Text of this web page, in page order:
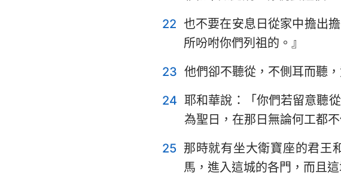
22 也不要在安息日從家中擔出
所吩咐你們列祖的。』
23 他們卻不聽從，不側耳而聽
24 耶和華說：「你們若留意聽
為聖日，在那日無論何工都不
25 那時就有坐大衛寶座的君王
馬，進入這城的各門，而且